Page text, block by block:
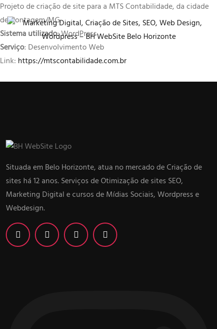
Projeto de criação de site para a MTS Contabilidade, da cidade
de Contagem/MG.
Sistema utilizado: WordPress
Serviço: Desenvolvimento Web
Link: https://mtscontabilidade.com.br
Situada em Belo Horizonte, atua no mercado de Criação de
sites há 12 anos. Serviços de Otimização de sites SEO,
Marketing Digital e cursos de Mídias Sociais, Wordpress e
Webdesign.